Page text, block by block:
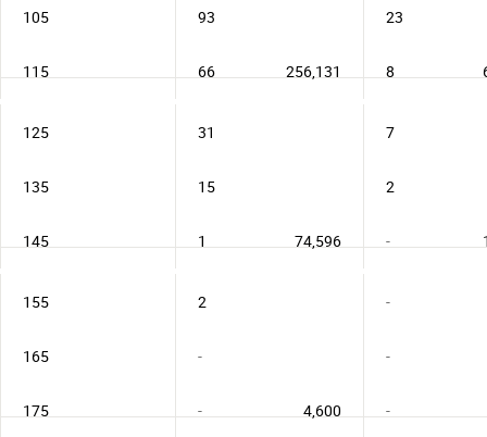
105 93 23
115 66 8
256,131
125 31 7
135 15 2
145 1 -
74,596
155 2 -
165 - -
175 - -
4,600